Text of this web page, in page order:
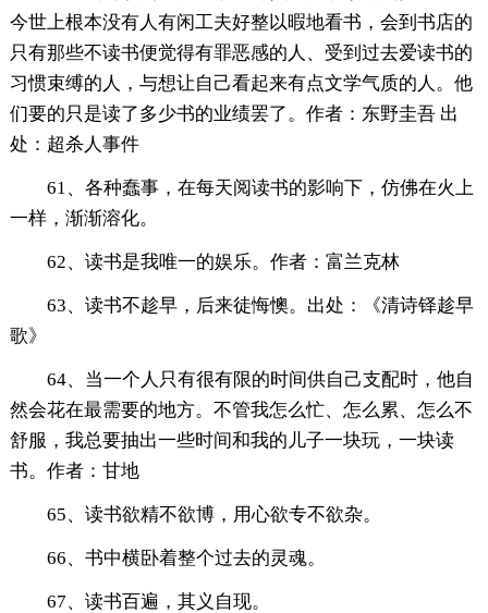
今世上根本没有人有闲工夫好整以暇地看书，会到书店的
只有那些不读书便觉得有罪恶感的人、受到过去爱读书的
习惯束缚的人，与想让自己看起来有点文学气质的人。他
们要的只是读了多少书的业绩罢了。作者：东野圭吾 出
处：超杀人事件
61、各种蠢事，在每天阅读书的影响下，仿佛在火上
一样，渐渐溶化。
62、读书是我唯一的娱乐。作者：富兰克林
63、读书不趁早，后来徒悔懊。出处：《清诗铎趁早
歌》
64、当一个人只有很有限的时间供自己支配时，他自
然会花在最需要的地方。不管我怎么忙、怎么累、怎么不
舒服，我总要抽出一些时间和我的儿子一块玩，一块读
书。作者：甘地
65、读书欲精不欲博，用心欲专不欲杂。
66、书中横卧着整个过去的灵魂。
67、读书百遍，其义自现。